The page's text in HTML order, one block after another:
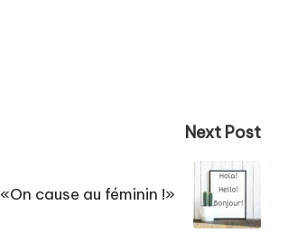
Next Post
«On cause au féminin !»